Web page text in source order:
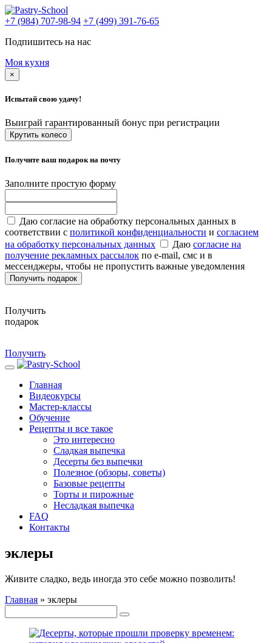
+7 (984) 707-98-94 +7 (499) 391-76-65
Подпишитесь на нас
Моя кухня
×
Испытай свою удачу!
Выиграй гарантированный бонус при регистрации
Крутить колесо
Получите ваш подарок на почту
Заполните простую форму
Даю согласие на обработку персональных данных в
соответствии с политикой конфиденциальности и согласием
на обработку персональных данных
Даю согласие на
получение рекламных рассылок по e-mail, смс и в
мессенджеры, чтобы не пропустить важные уведомления
Получить подарок
Получить
подарок
Получить
Главная
Видеокурсы
Мастер-классы
Обучение
Рецепты и все такое
Это интересно
Сладкая выпечка
Десерты без выпечки
Полезное (обзоры, советы)
Базовые рецепты
Торты и пирожные
Несладкая выпечка
FAQ
Контакты
эклеры
Живите сладко, ведь иногда это себе можно позволить!
Главная » эклеры